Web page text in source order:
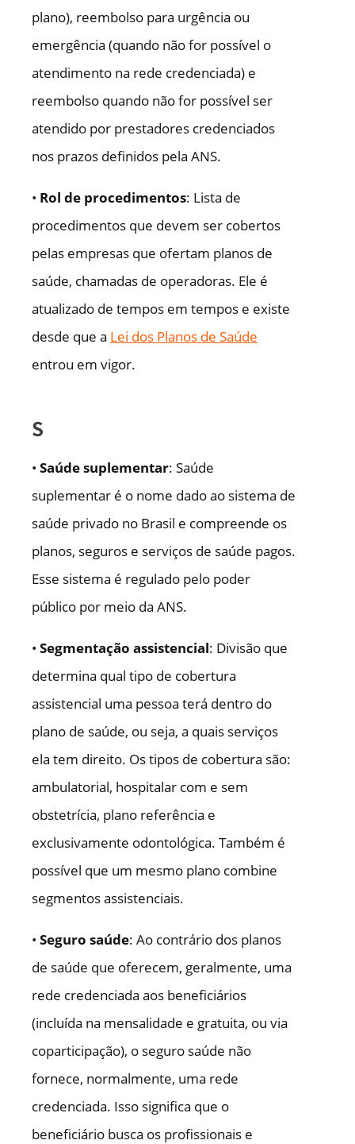
plano), reembolso para urgência ou
emergência (quando não for possível o
atendimento na rede credenciada) e
reembolso quando não for possível ser
atendido por prestadores credenciados
nos prazos definidos pela ANS.
• Rol de procedimentos: Lista de
procedimentos que devem ser cobertos
pelas empresas que ofertam planos de
saúde, chamadas de operadoras. Ele é
atualizado de tempos em tempos e existe
desde que a Lei dos Planos de Saúde
entrou em vigor.
S
• Saúde suplementar: Saúde
suplementar é o nome dado ao sistema de
saúde privado no Brasil e compreende os
planos, seguros e serviços de saúde pagos.
Esse sistema é regulado pelo poder
público por meio da ANS.
• Segmentação assistencial: Divisão que
determina qual tipo de cobertura
assistencial uma pessoa terá dentro do
plano de saúde, ou seja, a quais serviços
ela tem direito. Os tipos de cobertura são:
ambulatorial, hospitalar com e sem
obstetrícia, plano referência e
exclusivamente odontológica. Também é
possível que um mesmo plano combine
segmentos assistenciais.
• Seguro saúde: Ao contrário dos planos
de saúde que oferecem, geralmente, uma
rede credenciada aos beneficiários
(incluída na mensalidade e gratuita, ou via
coparticipação), o seguro saúde não
fornece, normalmente, uma rede
credenciada. Isso significa que o
beneficiário busca os profissionais e